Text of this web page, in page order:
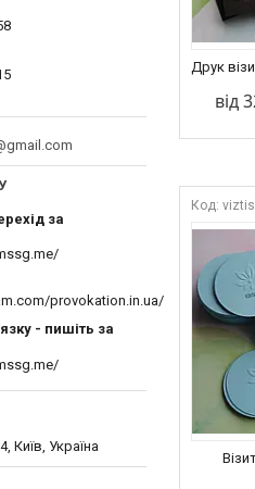
Друк
від
за
provokation.in.ua/
- пишіть за
Київ, Україна